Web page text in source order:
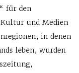
für den
und Medien
in denen
leben, wurden